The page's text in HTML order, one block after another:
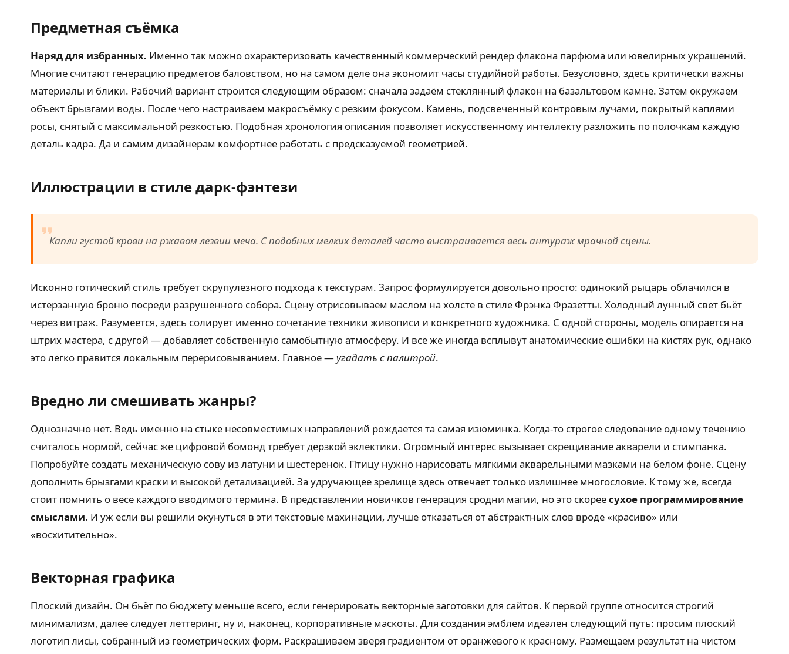
Предметная съёмка
Наряд для избранных. Именно так можно охарактеризовать качественный коммерческий рендер флакона парфюма или ювелирных украшений.
Многие считают генерацию предметов баловством, но на самом деле она экономит часы студийной работы. Безусловно, здесь критически важны
материалы и блики. Рабочий вариант строится следующим образом: сначала задаём стеклянный флакон на базальтовом камне. Затем окружаем
объект брызгами воды. После чего настраиваем макросъёмку с резким фокусом. Камень, подсвеченный контровым лучами, покрытый каплями
росы, снятый с максимальной резкостью. Подобная хронология описания позволяет искусственному интеллекту разложить по полочкам каждую
деталь кадра. Да и самим дизайнерам комфортнее работать с предсказуемой геометрией.
Иллюстрации в стиле дарк-фэнтези
Капли густой крови на ржавом лезвии меча. С подобных мелких деталей часто выстраивается весь антураж мрачной сцены.
Исконно готический стиль требует скрупулёзного подхода к текстурам. Запрос формулируется довольно просто: одинокий рыцарь облачился в
истерзанную броню посреди разрушенного собора. Сцену отрисовываем маслом на холсте в стиле Фрэнка Фразетты. Холодный лунный свет бьёт
через витраж. Разумеется, здесь солирует именно сочетание техники живописи и конкретного художника. С одной стороны, модель опирается на
штрих мастера, с другой — добавляет собственную самобытную атмосферу. И всё же иногда всплывут анатомические ошибки на кистях рук, однако
это легко правится локальным перерисовыванием. Главное —угадать с палитрой.
Вредно ли смешивать жанры?
Однозначно нет. Ведь именно на стыке несовместимых направлений рождается та самая изюминка. Когда-то строгое следование одному течению
считалось нормой, сейчас же цифровой бомонд требует дерзкой эклектики. Огромный интерес вызывает скрещивание акварели и стимпанка.
Попробуйте создать механическую сову из латуни и шестерёнок. Птицу нужно нарисовать мягкими акварельными мазками на белом фоне. Сцену
дополнить брызгами краски и высокой детализацией. За удручающее зрелище здесь отвечает только излишнее многословие. К тому же, всегда
стоит помнить о весе каждого вводимого термина. В представлении новичков генерация сродни магии, но это скореесухое программирование
смыслами. И уж если вы решили окунуться в эти текстовые махинации, лучше отказаться от абстрактных слов вроде «красиво» или
«восхитительно».
Векторная графика
Плоский дизайн. Он бьёт по бюджету меньше всего, если генерировать векторные заготовки для сайтов. К первой группе относится строгий
минимализм, далее следует леттеринг, ну и, наконец, корпоративные маскоты. Для создания эмблем идеален следующий путь: просим плоский
логотип лисы, собранный из геометрических форм. Раскрашиваем зверя градиентом от оранжевого к красному. Размещаем результат на чистом